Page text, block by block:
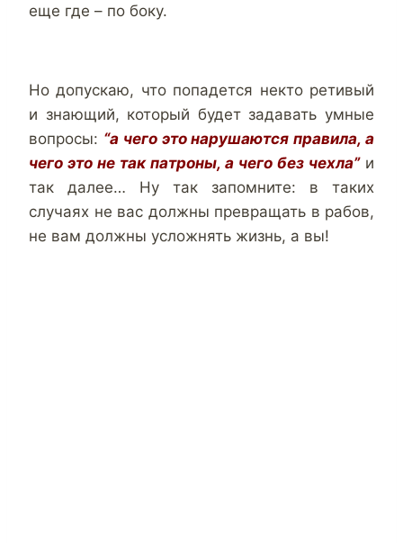
еще где – по боку.
Но допускаю, что попадется некто ретивый
и знающий, который будет задавать умные
вопросы: “а чего это нарушаются правила, а
чего это не так патроны, а чего без чехла”и
так далее… Ну так запомните: в таких
случаях не вас должны превращать в рабов,
не вам должны усложнять жизнь, а вы!